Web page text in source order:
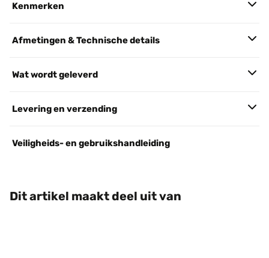
Kenmerken
Afmetingen & Technische details
Wat wordt geleverd
Levering en verzending
Veiligheids- en gebruikshandleiding
Dit artikel maakt deel uit van